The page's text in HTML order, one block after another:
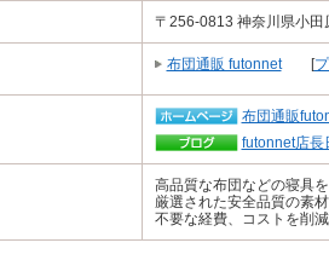
〒256-0813 神奈川県小田
布団通販 futonnet[
布団通販
futonnet店長
高品質な布団などの寝具
厳選された安全品質の素
不要な経費、コストを削